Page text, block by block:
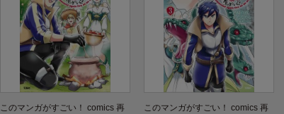
このマンガがすごい！ comics 再
このマンガがすごい！ comics 再